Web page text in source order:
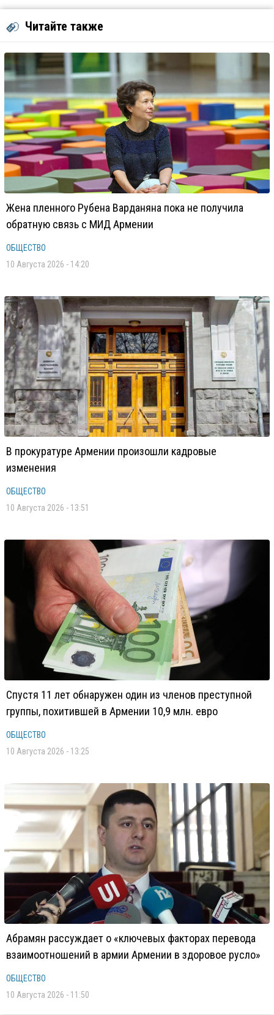
Читайте также
Жена пленного Рубена Варданяна пока не получила
обратную связь с МИД Армении
ОБЩЕСТВО
10 Августа 2026 - 14:20
В прокуратуре Армении произошли кадровые
изменения
ОБЩЕСТВО
10 Августа 2026 - 13:51
Спустя 11 лет обнаружен один из членов преступной
группы, похитившей в Армении 10,9 млн. евро
ОБЩЕСТВО
10 Августа 2026 - 13:25
Абрамян рассуждает о «ключевых факторах перевода
взаимоотношений в армии Армении в здоровое русло»
ОБЩЕСТВО
10 Августа 2026 - 11:50